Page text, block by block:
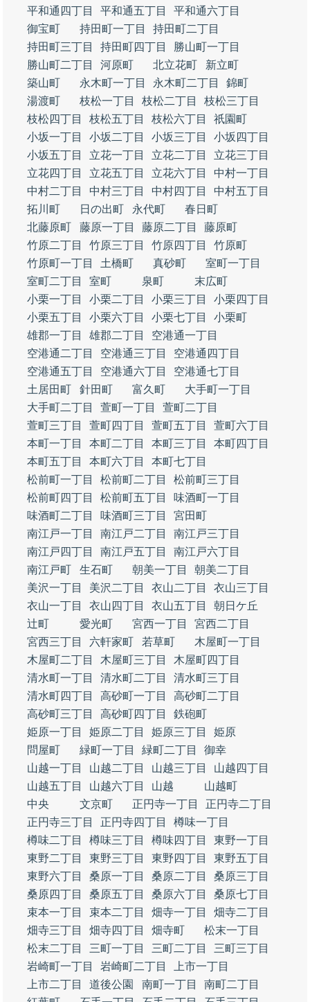
平和通四丁目
平和通五丁目
平和通六丁目
御宝町
持田町一丁目
持田町二丁目
持田町三丁目
持田町四丁目
勝山町一丁目
勝山町二丁目
河原町 北立花町
新立町
築山町
永木町一丁目 永木町二丁目
錦町
湯渡町
枝松一丁目 枝松二丁目
枝松三丁目
枝松四丁目
枝松五丁目 枝松六丁目
祇園町
小坂一丁目
小坂二丁目 小坂三丁目
小坂四丁目
小坂五丁目
立花一丁目 立花二丁目
立花三丁目
立花四丁目
立花五丁目 立花六丁目
中村一丁目
中村二丁目
中村三丁目 中村四丁目
中村五丁目
拓川町
日の出町 永代町
春日町
北藤原町
藤原一丁目 藤原二丁目
藤原町
竹原二丁目
竹原三丁目 竹原四丁目
竹原町
竹原町一丁目
土橋町 真砂町
室町一丁目
室町二丁目
室町 泉町
末広町
小栗一丁目
小栗二丁目 小栗三丁目
小栗四丁目
小栗五丁目
小栗六丁目 小栗七丁目
小栗町
雄郡一丁目
雄郡二丁目
空港通一丁目
空港通二丁目
空港通三丁目
空港通四丁目
空港通五丁目
空港通六丁目
空港通七丁目
土居田町
針田町 富久町
大手町一丁目
大手町二丁目
萱町一丁目
萱町二丁目
萱町三丁目
萱町四丁目 萱町五丁目
萱町六丁目
本町一丁目
本町二丁目 本町三丁目
本町四丁目
本町五丁目
本町六丁目
本町七丁目
松前町一丁目
松前町二丁目
松前町三丁目
松前町四丁目
松前町五丁目
味酒町一丁目
味酒町二丁目
味酒町三丁目
宮田町
南江戸一丁目
南江戸二丁目
南江戸三丁目
南江戸四丁目
南江戸五丁目
南江戸六丁目
南江戸町
生石町 朝美一丁目
朝美二丁目
美沢一丁目
美沢二丁目 衣山二丁目
衣山三丁目
衣山一丁目
衣山四丁目 衣山五丁目
朝日ケ丘
辻町
愛光町 宮西一丁目
宮西二丁目
宮西三丁目
六軒家町 若草町
木屋町一丁目
木屋町二丁目
木屋町三丁目
木屋町四丁目
清水町一丁目
清水町二丁目
清水町三丁目
清水町四丁目
高砂町一丁目
高砂町二丁目
高砂町三丁目
高砂町四丁目
鉄砲町
姫原一丁目
姫原二丁目 姫原三丁目
姫原
問屋町
緑町一丁目 緑町二丁目
御幸
山越一丁目
山越二丁目 山越三丁目
山越四丁目
山越五丁目
山越六丁目 山越
山越町
中央
文京町 正円寺一丁目
正円寺二丁目
正円寺三丁目
正円寺四丁目
樽味一丁目
樽味二丁目
樽味三丁目 樽味四丁目
東野一丁目
東野二丁目
東野三丁目 東野四丁目
東野五丁目
東野六丁目
桑原一丁目 桑原二丁目
桑原三丁目
桑原四丁目
桑原五丁目 桑原六丁目
桑原七丁目
束本一丁目
束本二丁目 畑寺一丁目
畑寺二丁目
畑寺三丁目
畑寺四丁目 畑寺町
松末一丁目
松末二丁目
三町一丁目 三町二丁目
三町三丁目
岩崎町一丁目
岩崎町二丁目
上市一丁目
上市二丁目
道後公園 南町一丁目
南町二丁目